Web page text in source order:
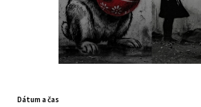
Dátum a čas